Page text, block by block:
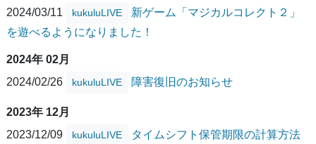
2024/03/11 kukuluLIVE
新ゲーム「マジカルコレクト２」
を遊べるようになりました！
2024年 02月
2024/02/26
kukuluLIVE 障害復旧のお知らせ
2023年 12月
2023/12/09
kukuluLIVE
タイムシフト保管期限の計算方法